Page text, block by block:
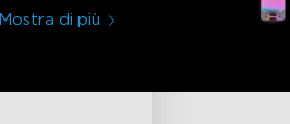
Mostra di più